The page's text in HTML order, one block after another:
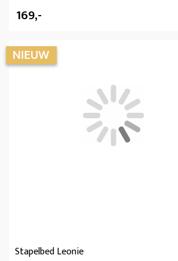
169,-
Stapelbed Leonie